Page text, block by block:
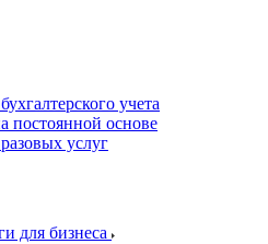
учета
постоянной основе
услуг
для бизнеса